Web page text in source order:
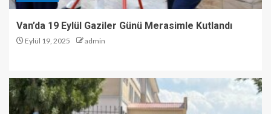
Van’da 19 Eylül Gaziler Günü Merasimle Kutlandı
Eylül 19, 2025 admin